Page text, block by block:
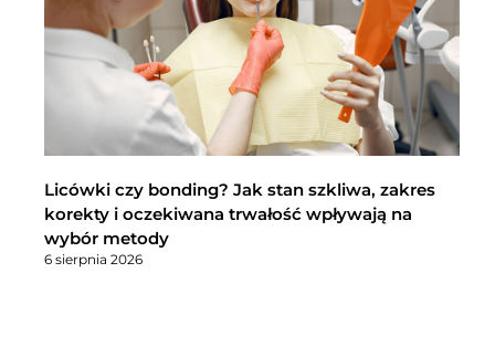
Licówki czy bonding? Jak stan szkliwa, zakres
korekty i oczekiwana trwałość wpływają na
wybór metody
6 sierpnia 2026